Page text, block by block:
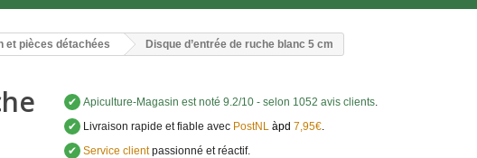
et pièces détachées Disque d’entrée de ruche blanc 5 cm
✔ Apiculture-Magasin est noté 9.2/10 - selon 1052 avis clients.
✔ Livraison rapide et fiable avecPostNL àpd 7,95€.
✔ Service clientpassionné et réactif.